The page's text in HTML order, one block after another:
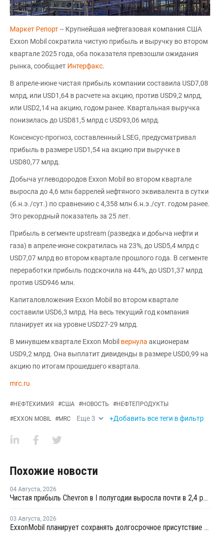
Маркет Репорт-- Крупнейшая нефтегазовая компания США
Exxon Mobil сократила чистую прибыль и выручку во втором
квартале 2025 года, оба показателя превзошли ожидания
рынка, сообщает Интерфакс.
В апреле-июне чистая прибыль компании составила USD7,08
млрд, или USD1,64 в расчете на акцию, против USD9,2 млрд,
или USD2,14 на акцию, годом ранее. Квартальная выручка
понизилась до USD81,5 млрд с USD93,06 млрд.
Консенсус-прогноз, составленный LSEG, предусматривал
прибыль в размере USD1,54 на акцию при выручке в
USD80,77 млрд.
Добыча углеводородов Exxon Mobil во втором квартале
выросла до 4,6 млн баррелей нефтяного эквивалента в сутки
(б.н.э./сут.) по сравнению с 4,358 млн б.н.э./сут. годом ранее.
Это рекордный показатель за 25 лет.
Прибыль в сегменте upstream (разведка и добыча нефти и
газа) в апреле-июне сократилась на 23%, до USD5,4 млрд с
USD7,07 млрд во втором квартале прошлого года. В сегменте
переработки прибыль подскочила на 44%, до USD1,37 млрд
против USD946 млн.
Капиталовложения Exxon Mobil во втором квартале
составили USD6,3 млрд. На весь текущий год компания
планирует их на уровне USD27-29 млрд.
В минувшем квартале Exxon Mobil вернула акционерам
USD9,2 млрд. Она выплатит дивиденды в размере USD0,99 на
акцию по итогам прошедшего квартала.
mrc.ru
#НЕФТЕХИМИЯ #США #НОВОСТЬ #НЕФТЕПРОДУКТЫ
#EXXON MOBIL #MRC Еще3 +Добавить все теги в фильтр
Похожие новости
04 Августа, 2026
Чистая прибыль Chevron в I полугодии выросла почти в 2,4 раза
03 Августа, 2026
ExxonMobil планирует сохранять долгосрочное присутствие в Казахстане